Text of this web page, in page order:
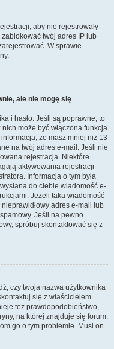
aby nie rejestrowały
zablokować twój adres IP lub
W sprawie
ale nie mogę się
i hasło. Jeśli są poprawne, to
może być włączona funkcja
że masz mniej niż 13
na twój adres e-mail. Jeśli nie
rejestracja. Niektóre
aktywowania rejestracji
Informacja o tym była
do ciebie wiadomość e-
Jeżeli taka wiadomość
adres e-mail lub
Jeśli na pewno
spróbuj skontaktować się z
czy twoja nazwa użytkownika
się z właścicielem
też prawdopodobieństwo,
na której znajduje się forum.
go o tym problemie. Musi on